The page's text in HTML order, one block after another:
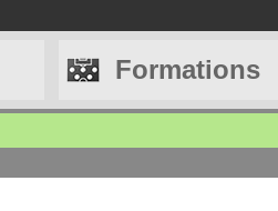
Formations